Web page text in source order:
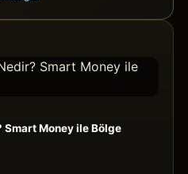
Smart Money ile Bölge